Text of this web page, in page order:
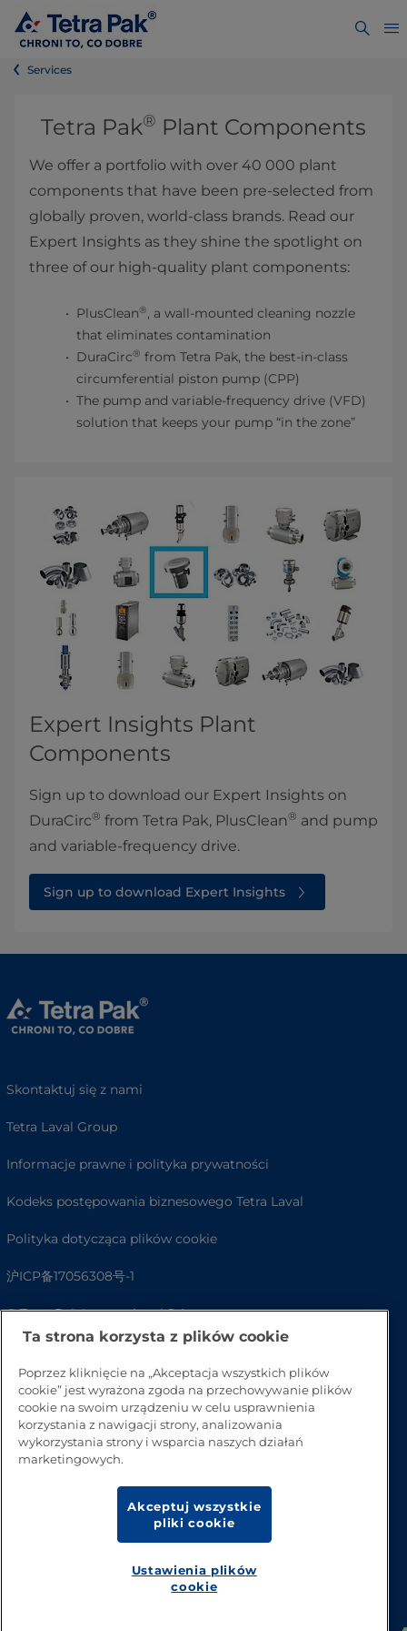
Services
Tetra Pak® Plant Components
We offer a portfolio with over 40 000 plant
components that have been pre-selected from
globally proven, world-class brands. Read our
Expert Insights as they shine the spotlight on
three of our high-quality plant components:
PlusClean®, a wall-mounted cleaning nozzle
that eliminates contamination
DuraCirc® from Tetra Pak, the best-in-class
circumferential piston pump (CPP)
The pump and variable-frequency drive (VFD)
solution that keeps your pump “in the zone”
Expert Insights Plant
Components
Sign up to download our Expert Insights on
DuraCirc® from Tetra Pak, PlusClean® and pump
and variable-frequency drive.
Sign up to download Expert Insights
Skontaktuj się z nami
Tetra Laval Group
Informacje prawne i polityka prywatności
Kodeks postępowania biznesowego Tetra Laval
Polityka dotycząca plików cookie
沪ICP备17056308号-1
© Tetra Pak International S.A.
FAQ
Przejdź na górę strony
Ta strona korzysta z plików cookie
Poprzez kliknięcie na „Akceptacja wszystkich plików
cookie” jest wyrażona zgoda na przechowywanie plików
cookie na swoim urządzeniu w celu usprawnienia
korzystania z nawigacji strony, analizowania
wykorzystania strony i wsparcia naszych działań
marketingowych.
Akceptuj wszystkie
pliki cookie
Ustawienia plików
cookie